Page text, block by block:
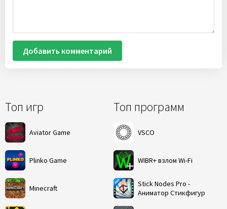
Топ игр
Aviator Game
Plinko Game
Minecraft
Топ программ
VSCO
WIBR+ взлом Wi-Fi
Stick Nodes Pro -
Аниматор Стикфигур
Добавить комментарий